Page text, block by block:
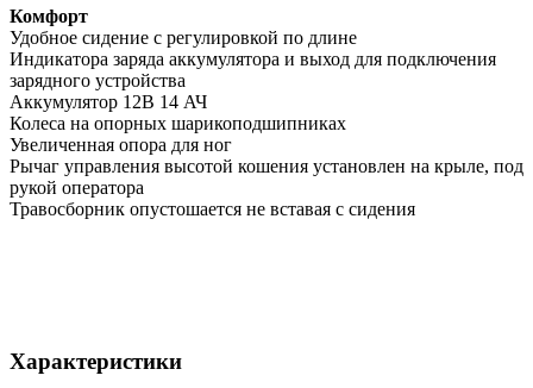
Комфорт
Удобное сидение с регулировкой по длине
Индикатора заряда аккумулятора и выход для подключения
зарядного устройства
Аккумулятор 12В 14 АЧ
Колеса на опорных шарикоподшипниках
Увеличенная опора для ног
Рычаг управления высотой кошения установлен на крыле, под
рукой оператора
Травосборник опустошается не вставая с сидения
Характеристики